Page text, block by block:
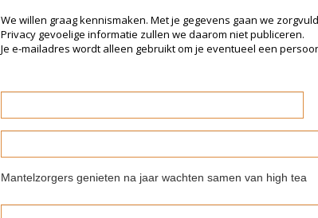
We willen graag kennismaken. Met je gegevens gaan we
Privacy gevoelige informatie zullen we daarom niet publiceren.
Je e-mailadres wordt alleen gebruikt om je eventueel een
Mantelzorgers genieten na jaar wachten samen van high tea